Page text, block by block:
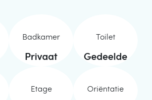
Badkamer
Privaat
Toilet
Gedeelde
Etage Oriëntatie